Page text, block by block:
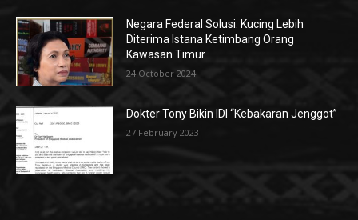
Negara Federal Solusi: Kucing Lebih
Diterima Istana Ketimbang Orang
Kawasan Timur
24 October 2024
Dokter Tony Bikin IDI “Kebakaran Jenggot”
27 February 2023